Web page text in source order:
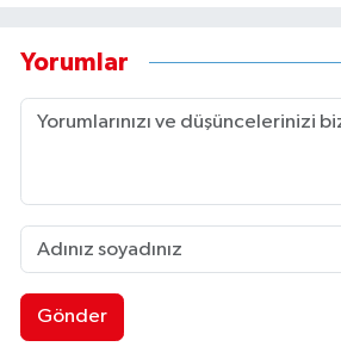
Yorumlar
Gönder